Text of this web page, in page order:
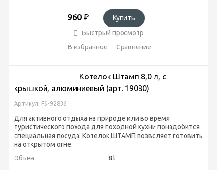
960 ₽
Купить
Быстрый просмотр
В избранное
Сравнение
Котелок Штамп 8,0 л, с
крышкой, алюминиевый (арт. 19080)
Артикул: FS-92836
Для активного отдыха на природе или во время
туристического похода для походной кухни понадобится
специальная посуда. Котелок ШТАМП позволяет готовить
на открытом огне.
Объем 8 l